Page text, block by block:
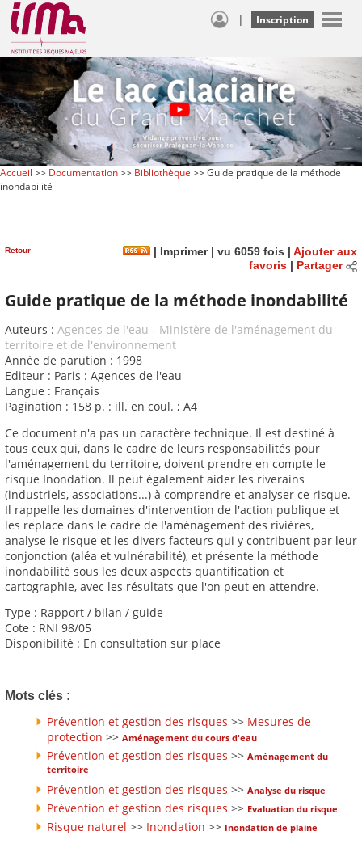
| Inscription
Accueil >> Documentation>> Bibliothèque >> Guide pratique de la méthode
inondabilité
Retour | Imprimer| vu 6059 fois | Ajouter aux
favoris| Partager
Guide pratique de la méthode inondabilité
Auteurs : Agences de l'eau - Ministère de l'aménagement du
territoire et de l'environnement
Année de parution : 1998
Editeur : Paris : Agences de l'eau
Langue : Français
Pagination : 158 p. : ill. en coul. ; A4
Ce document n'a pas un caractère technique. Il est destiné à
tous ceux qui, dans le cadre de leurs responsabilités pour
l'aménagement du territoire, doivent prendre en compte le
risque Inondation. Il peut également aider les riverains
(industriels, associations...) à comprendre et analyser ce risque.
Il rappelle les domaines d'intervention de l'action publique et
les replace dans le cadre de l'aménagement des rivières,
analyse le risque et les divers facteurs qui y contribuent par leur
conjonction (aléa et vulnérabilité), et présente la méthode
inondabilité sous les deux aspects quantification et
cartographie, avec les résultats que l'on peut en attendre.
Type : Rapport / bilan / guide
Cote : RNI 98/05
Disponibilité : En consultation sur place
Mots clés :
Prévention et gestion des risques >> Mesures de
protection >> Aménagement du cours d'eau
Prévention et gestion des risques >> Aménagement du
territoire
Prévention et gestion des risques >> Analyse du risque
Prévention et gestion des risques >> Evaluation du risque
Risque naturel >> Inondation >> Inondation de plaine